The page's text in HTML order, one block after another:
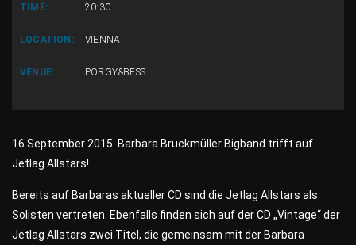
TIME: 20:30
LOCATION: VIENNA
VENUE: PORGY&BESS
16.September 2015: Barbara Bruckmüller Bigband trifft auf
Jetlag Allstars!
Bereits auf Barbaras aktueller CD sind die Jetlag Allstars als
Solisten vertreten. Ebenfalls finden sich auf der CD „Vintage“ der
Jetlag Allstars zwei Titel, die gemeinsam mit der Barbara